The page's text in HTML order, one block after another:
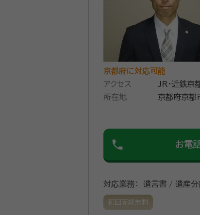
京都府に対応可能
アクセス
JR・近鉄
所在地
京都府京
phone お電
対応業務： 遺言書 / 遺産
初回面談無料